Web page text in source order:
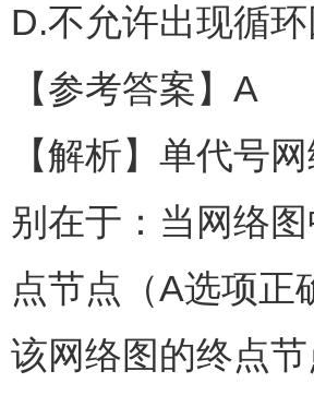
D.不允许出现循
【参考答案】A
【解析】单代号
别在于：当网络
点节点（A选项正
该网络图的终点节